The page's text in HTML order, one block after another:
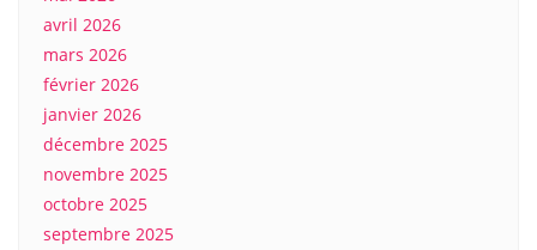
avril 2026
mars 2026
février 2026
janvier 2026
décembre 2025
novembre 2025
octobre 2025
septembre 2025